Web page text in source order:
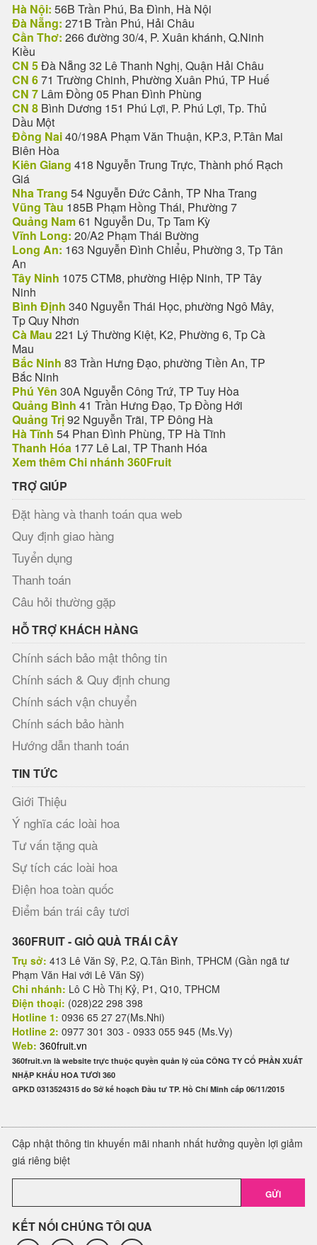
Hà Nội: 56B Trần Phú, Ba Đình, Hà Nội
Đà Nẵng: 271B Trần Phú, Hải Châu
Cần Thơ: 266 đường 30/4, P. Xuân khánh, Q.Ninh
Kiều
CN 5Đà Nẵng 32 Lê Thanh Nghị, Quận Hải Châu
CN 671 Trường Chinh, Phường Xuân Phú, TP Huế
CN 7 Lâm Đồng 05 Phan Đình Phùng
CN 8 Bình Dương 151 Phú Lợi, P. Phú Lợi, Tp. Thủ
Dầu Một
Đồng Nai40/198A Phạm Văn Thuận, KP.3, P.Tân Mai
Biên Hòa
Kiên Giang 418 Nguyễn Trung Trực, Thành phố Rạch
Giá
Nha Trang 54 Nguyễn Đức Cảnh, TP Nha Trang
Vũng Tàu 185B Phạm Hồng Thái, Phường 7
Quảng Nam61 Nguyễn Du, Tp Tam Kỳ
Vĩnh Long: 20/A2 Phạm Thái Bường
Long An: 163 Nguyễn Đình Chiểu, Phường 3, Tp Tân
An
Tây Ninh 1075 CTM8, phường Hiệp Ninh, TP Tây
Ninh
Bình Định 340 Nguyễn Thái Học, phường Ngô Mây,
Tp Quy Nhơn
Cà Mau 221 Lý Thường Kiệt, K2, Phường 6, Tp Cà
Mau
Bắc Ninh 83 Trần Hưng Đạo, phường Tiền An, TP
Bắc Ninh
Phú Yên 30A Nguyễn Công Trứ, TP Tuy Hòa
Quảng Bình 41 Trần Hưng Đạo, Tp Đồng Hới
Quảng Trị92 Nguyễn Trãi, TP Đông Hà
Hà Tĩnh 54 Phan Đình Phùng, TP Hà Tĩnh
Thanh Hóa 177 Lê Lai, TP Thanh Hóa
Xem thêm Chi nhánh 360Fruit
TRỢ GIÚP
Đặt hàng và thanh toán qua web
Quy định giao hàng
Tuyển dụng
Thanh toán
Câu hỏi thường gặp
HỖ TRỢ KHÁCH HÀNG
Chính sách bảo mật thông tin
Chính sách & Quy định chung
Chính sách vận chuyển
Chính sách bảo hành
Hướng dẫn thanh toán
TIN TỨC
Giới Thiệu
Ý nghĩa các loài hoa
Tư vấn tặng quà
Sự tích các loài hoa
Điện hoa toàn quốc
Điểm bán trái cây tươi
360FRUIT - GIỎ QUÀ TRÁI CÂY
Trụ sở: 413 Lê Văn Sỹ, P.2, Q.Tân Bình, TPHCM (Gần ngã tư
Phạm Văn Hai với Lê Văn Sỹ)
Chi nhánh: Lô C Hồ Thị Kỷ, P1, Q10, TPHCM
Điện thoại: (028)22 298 398
Hotline 1: 0936 65 27 27(Ms.Nhi)
Hotline 2: 0977 301 303 - 0933 055 945 (Ms.Vy)
Web: 360fruit.vn
360fruit.vn là website trực thuộc quyền quản lý của CÔNG TY CỔ PHẦN XUẤT
NHẬP KHẨU HOA TƯƠI 360
GPKD 0313524315 do Sở kế hoạch Đầu tư TP. Hồ Chí Minh cấp 06/11/2015
Cập nhật thông tin khuyến mãi nhanh nhất hưởng quyền lợi giảm
giá riêng biệt
GỬI
KẾT NỐI CHÚNG TÔI QUA